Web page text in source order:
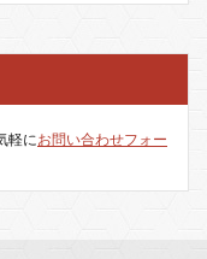
軽にお問い合わせフォー